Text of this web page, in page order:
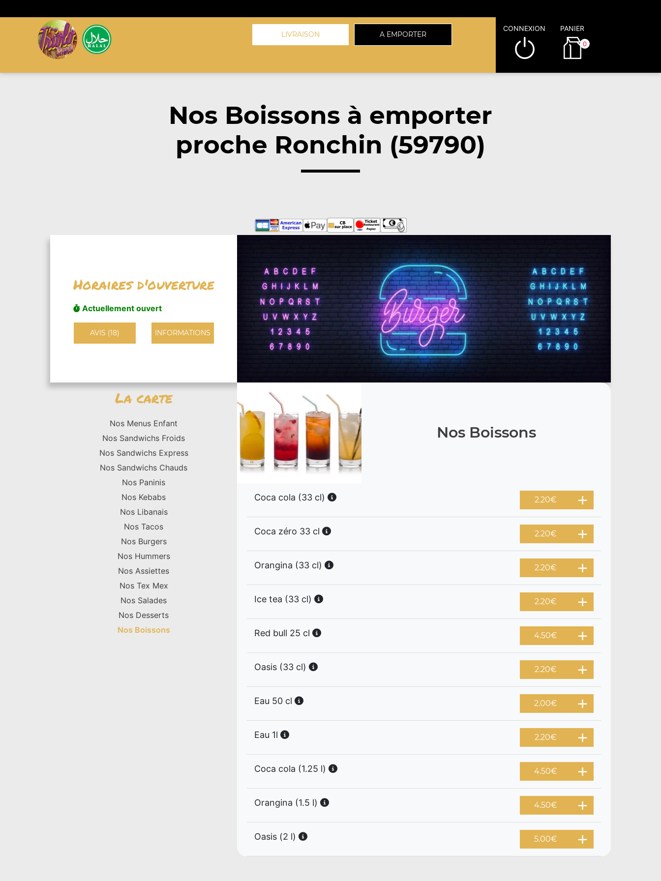
LIVRAISON A EMPORTER
CONNEXION PANIER
0
Nos Boissons à emporter
proche Ronchin (59790)
Horaires d'ouverture
Actuellement ouvert
AVIS (18) INFORMATIONS
La carte
Nos Menus Enfant
Nos Sandwichs Froids
Nos Sandwichs Express
Nos Sandwichs Chauds
Nos Paninis
Nos Kebabs
Nos Libanais
Nos Tacos
Nos Burgers
Nos Hummers
Nos Assiettes
Nos Tex Mex
Nos Salades
Nos Desserts
Nos Boissons
Nos Boissons
Coca cola (33 cl) 2.20€
Coca zéro 33 cl 2.20€
Orangina (33 cl) 2.20€
Ice tea (33 cl) 2.20€
Red bull 25 cl 4.50€
Oasis (33 cl) 2.20€
Eau 50 cl 2.00€
Eau 1l 2.20€
Coca cola (1.25 l) 4.50€
Orangina (1.5 l) 4.50€
Oasis (2 l) 5.00€